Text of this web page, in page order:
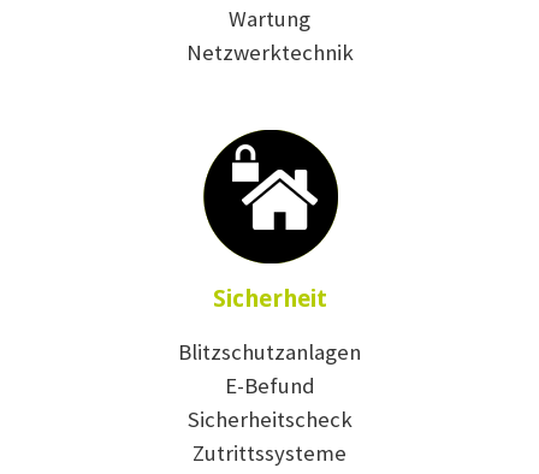
Wartung
Netzwerktechnik
Sicherheit
Blitzschutzanlagen
E-Befund
Sicherheitscheck
Zutrittssysteme